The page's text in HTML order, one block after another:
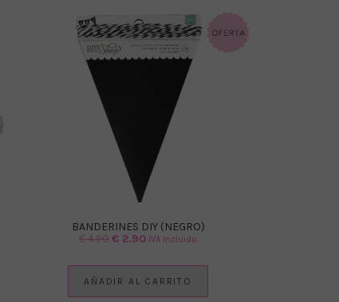
BANDERINES DIY (NEGRO)
€4.90El
€ 2.90ElIVA Incluido
AÑADIR AL CARRITO